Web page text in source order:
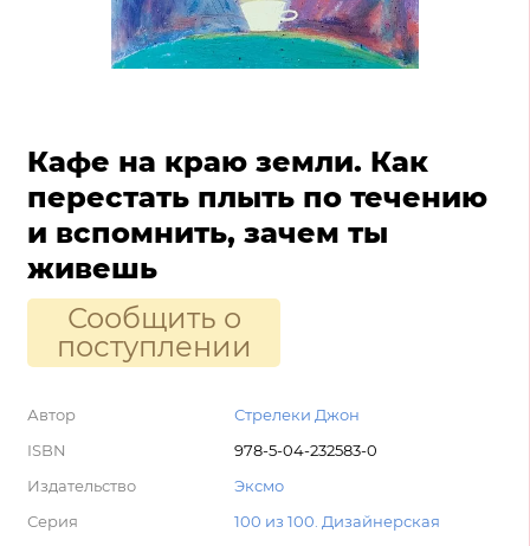
Кафе на краю земли. Как
перестать плыть по течению
и вспомнить, зачем ты
живешь
Сообщить о
поступлении
Автор
Стрелеки Джон
ISBN
978-5-04-232583-0
Издательство
Эксмо
Серия
100 из 100. Дизайнерская